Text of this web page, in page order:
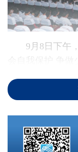
9月8日下午
会自我保护 争
雁以第三中学法
识，练好网络防
者；远离不良信
生们讲授法治课
罪，并赠送学生